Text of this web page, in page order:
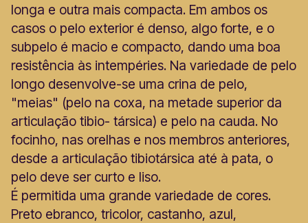
longa e outra mais compacta. Em ambos os
casos o pelo exterior é denso, algo forte, e o
subpelo é macio e compacto, dando uma boa
resistência às intempéries. Na variedade de pelo
longo desenvolve-se uma crina de pelo,
"meias" (pelo na coxa, na metade superior da
articulação tibio- társica) e pelo na cauda. No
focinho, nas orelhas e nos membros anteriores,
desde a articulação tibiotársica até à pata, o
pelo deve ser curto e liso.
É permitida uma grande variedade de cores.
Preto ebranco, tricolor, castanho, azul,